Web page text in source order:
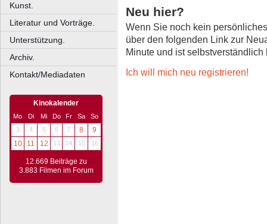
Kunst.
Literatur und Vorträge.
Unterstützung.
Archiv.
Kontakt/Mediadaten
Kinokalender
Mo Di Mi Do Fr Sa
So
3
4 5 6 7 8
9
10
11 12 13 14 15 16
12.669 Beiträge zu
3.883 Filmen im Forum
Neu hier?
Wenn Sie noch kein
über den folgenden Link zur
Minute und ist selbstverständlich
Ich will mich neu registrieren!